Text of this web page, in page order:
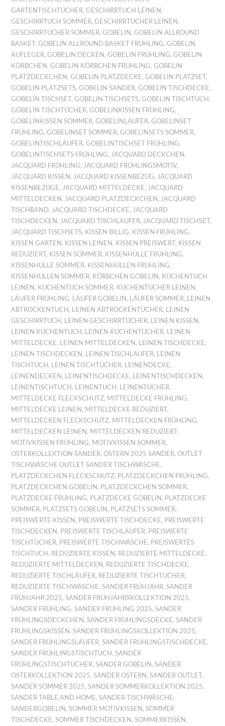
GARTENTISCHTÜCHER,GESCHIRRTUCH LEINEN ,
GESCHIRRTUCH SOMMER,GESCHIRRTÜCHER LEINEN ,
GESCHIRRTÜCHER SOMMER,GOBELIN ,GOBELIN ALLROUND
BASKET,GOBELIN ALLROUND BASKET FRÜHLING,GOBELIN
AUFLEGER,GOBELIN DECKEN ,GOBELIN FRÜHLING,GOBELIN
KÖRBCHEN ,GOBELIN KÖRBCHEN FRÜHLING,GOBELIN
PLATZDECKCHEN ,GOBELIN PLATZDECKE,GOBELIN PLATZSET,
GOBELIN PLATZSETS,GOBELIN SANDER,GOBELIN TISCHDECKE,
GOBELIN TISCHSET,GOBELIN TISCHSETS,GOBELIN TISCHTUCH ,
GOBELIN TISCHTÜCHER,GOBELINKISSEN FRÜHLING,
GOBELINKISSEN SOMMER,GOBELINLÄUFER,GOBELINSET
FRÜHLING,GOBELINSET SOMMER,GOBELINSETS SOMMER,
GOBELINTISCHLÄUFER,GOBELINTISCHSET FRÜHLING,
GOBELINTISCHSETS FRÜHLING, JACQUARD DECKCHEN ,
JACQUARD FRÜHLING, JACQUARD FRÜHLINGSMOTIV,
JACQUARD KISSEN , JACQUARD KISSENBEZUG, JACQUARD
KISSENBEZÜGE, JACQUARD MITTELDECKE, JACQUARD
MITTELDECKEN , JACQUARD PLATZDECKCHEN , JACQUARD
TISCHBAND, JACQUARD TISCHDECKE, JACQUARD
TISCHDECKEN , JACQUARD TISCHLÄUFER, JACQUARD TISCHSET,
JACQUARD TISCHSETS, KISSEN BILLIG, KISSEN FRÜHLING,
KISSEN GARTEN , KISSEN LEINEN , KISSEN PREISWERT, KISSEN
REDUZIERT, KISSEN SOMMER, KISSENHÜLLE FRÜHLING,
KISSENHÜLLE SOMMER, KISSENHÜLLEN FRÜHLING,
KISSENHÜLLEN SOMMER, KÖRBCHEN GOBELIN , KÜCHENTUCH
LEINEN , KÜCHENTUCH SOMMER, KÜCHENTÜCHER LEINEN ,
LÄUFER FRÜHLING, LÄUFER GOBELIN , LÄUFER SOMMER,
LEINEN
ABTROCKENTUCH , LEINEN ABTROCKENTÜCHER,
LEINEN
GESCHIRRTUCH , LEINEN GESCHIRRTÜCHER, LEINEN KISSEN ,
LEINEN KÜCHENTUCH , LEINEN KÜCHENTÜCHER,
LEINEN
MITTELDECKE, LEINEN MITTELDECKEN , LEINEN TISCHDECKE,
LEINEN TISCHDECKEN , LEINEN TISCHLÄUFER,
LEINEN
TISCHTUCH , LEINEN TISCHTÜCHER, LEINENDECKE,
LEINENDECKEN , LEINENTISCHDECKE, LEINENTISCHDECKEN ,
LEINENTISCHTUCH , LEINENTUCH , LEINENTÜCHER,
MITTELDECKE FLECKSCHUTZ, MITTELDECKE FRÜHLING,
MITTELDECKE LEINEN , MITTELDECKE REDUZIERT,
MITTELDECKEN FLECKSCHUTZ, MITTELDECKEN FRÜHLING,
MITTELDECKEN LEINEN , MITTELDECKEN REDUZIERT,
MOTIVKISSEN FRÜHLING, MOTIVKISSEN SOMMER,
OSTERKOLLEKTION SANDER,OSTERN 2025 SANDER,OUTLET
TISCHWÄSCHE OUTLET SANDER TISCHWÄSCHE,
PLATZDECKCHEN FLECKSCHUTZ, PLATZDECKCHEN FRÜHLING,
PLATZDECKCHEN GOBELIN , PLATZDECKCHEN SOMMER,
PLATZDECKE FRÜHLING, PLATZDECKE GOBELIN , PLATZDECKE
SOMMER, PLATZSETS GOBELIN , PLATZSETS SOMMER,
PREISWERTE KISSEN , PREISWERTE TISCHDECKE, PREISWERTE
TISCHDECKEN , PREISWERTE TISCHLÄUFER, PREISWERTE
TISCHTÜCHER, PREISWERTE TISCHWÄSCHE, PREISWERTES
TISCHTUCH , REDUZIERTE KISSEN , REDUZIERTE MITTELDECKE,
REDUZIERTE MITTELDECKEN , REDUZIERTE TISCHDECKE,
REDUZIERTE TISCHLÄUFER, REDUZIERTE TISCHTÜCHER,
REDUZIERTE TISCHWÄSCHE,SANDER FRÜHJAHR,SANDER
FRÜHJAHR 2025,SANDER FRÜHJAHRSKOLLEKTION 2025,
SANDER FRÜHLING,SANDER FRÜHLING 2025,SANDER
FRÜHLINGSDECKCHEN ,SANDER FRÜHLINGSDECKE,SANDER
FRÜHLINGSKISSEN ,SANDER FRÜHLINGSKOLLEKTION 2025,
SANDER FRÜHLINGSLÄUFER,SANDER FRÜHLINGSTISCHDECKE,
SANDER FRÜHLINGSTISCHTUCH ,SANDER
FRÜHLINGSTISCHTÜCHER,SANDER GOBELIN ,SANDER
OSTERKOLLEKTION 2025,SANDER OSTERN ,SANDER OUTLET,
SANDER SOMMER 2025,SANDER SOMMERKOLLEKTION 2025,
SANDER TABLE AND HOME,SANDER TISCHWÄSCHE,
SANDERGOBELIN ,SOMMER MOTIVKISSEN ,SOMMER
TISCHDECKE,SOMMER TISCHDECKEN ,SOMMERKISSEN ,